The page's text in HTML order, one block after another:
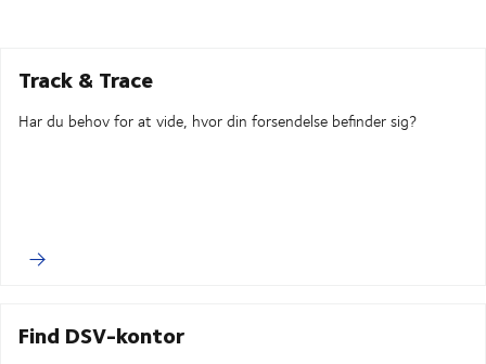
Track & Trace
Har du behov for at vide, hvor din forsendelse befinder sig?
Find DSV-kontor